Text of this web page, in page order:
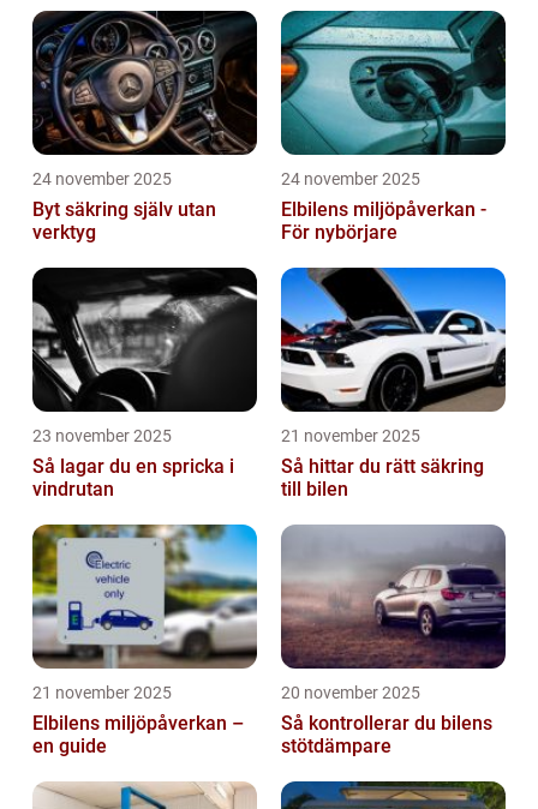
24 november 2025
Byt säkring själv utan
verktyg
24 november 2025
Elbilens miljöpåverkan -
För nybörjare
23 november 2025
Så lagar du en spricka i
vindrutan
21 november 2025
Så hittar du rätt säkring
till bilen
21 november 2025
Elbilens miljöpåverkan –
en guide
20 november 2025
Så kontrollerar du bilens
stötdämpare